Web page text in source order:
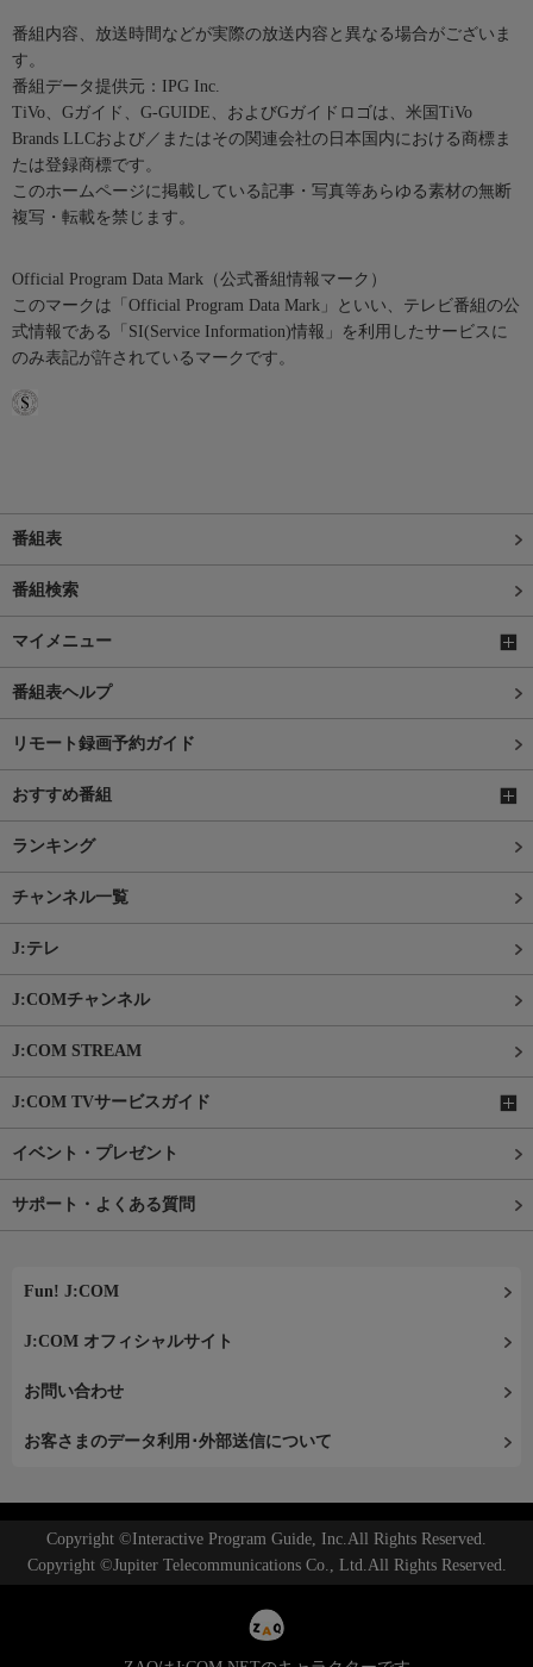
番組内容、放送時間などが実際の放送内容と異なる場合がございま
す。
番組データ提供元：IPG Inc.
TiVo、Gガイド、G-GUIDE、およびGガイドロゴは、米国TiVo
Brands LLCおよび／またはその関連会社の日本国内における商標ま
たは登録商標です。
このホームページに掲載している記事・写真等あらゆる素材の無断
複写・転載を禁じます。
Official Program Data Mark（公式番組情報マーク）
このマークは「Official Program Data Mark」といい、テレビ番組の公
式情報である「SI(Service Information)情報」を利用したサービスに
のみ表記が許されているマークです。
番組表
番組検索
マイメニュー
番組表ヘルプ
リモート録画予約ガイド
おすすめ番組
ランキング
チャンネル一覧
J:テレ
J:COMチャンネル
J:COM STREAM
J:COM TVサービスガイド
イベント・プレゼント
サポート・よくある質問
Fun! J:COM
J:COM オフィシャルサイト
お問い合わせ
お客さまのデータ利用･外部送信について
Copyright ©Interactive Program Guide, Inc.All Rights Reserved.
Copyright ©Jupiter Telecommunications Co., Ltd.All Rights Reserved.